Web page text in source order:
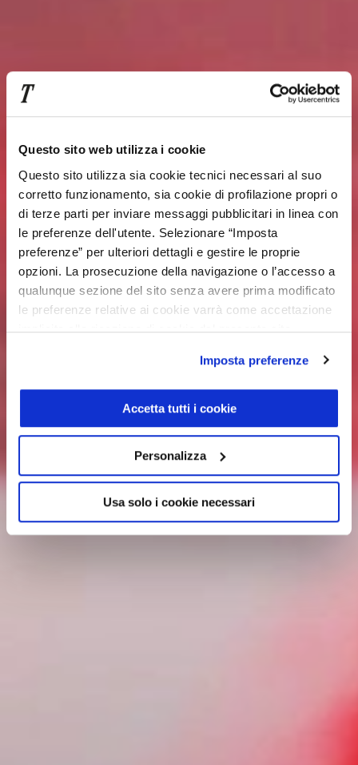
Questo sito web utilizza i cookie
Questo sito utilizza sia cookie tecnici necessari al suo
corretto funzionamento, sia cookie di profilazione propri o
di terze parti per inviare messaggi pubblicitari in linea con
le preferenze dell'utente. Selezionare “Imposta
preferenze” per ulteriori dettagli e gestire le proprie
opzioni. La prosecuzione della navigazione o l’accesso a
qualunque sezione del sito senza avere prima modificato
le preferenze relative ai cookie varrà come accettazione
implicita alla ricezione di cookie dal presente sito.
Imposta preferenze
Accetta tutti i cookie
Personalizza
Usa solo i cookie necessari